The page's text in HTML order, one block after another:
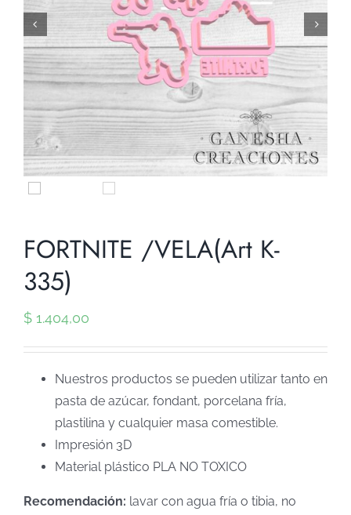
 
FORTNITE /VELA(Art K-
335)
$ 1.404,00
Nuestros productos se pueden utilizar tanto en
pasta de azúcar, fondant, porcelana fría,
plastilina y cualquier masa comestible.
Impresión 3D
Material plástico PLA NO TOXICO
Recomendación: lavar con agua fría o tibia, no